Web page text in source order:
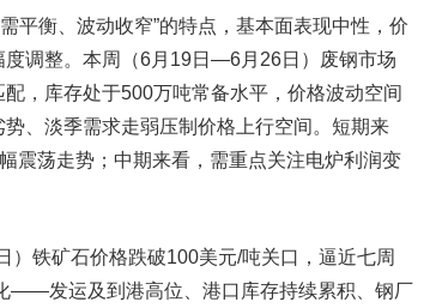
平衡、波动收窄”的特点，基本面表现中性，价
调整。本周（6月19日—6月26日）废钢市场
，库存处于500万吨常备水平，价格波动空间
、淡季需求走弱压制价格上行空间。短期来
震荡走势；中期来看，需重点关注电炉利润变
铁矿石价格跌破100美元/吨关口，逼近七周
——发运及到港高位、港口库存持续累积、钢厂